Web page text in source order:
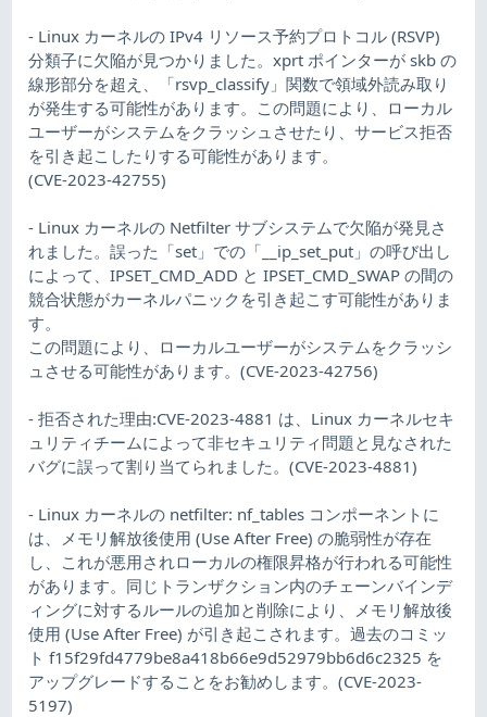
- Linux カーネルの IPv4 リソース予約プロトコル (RSVP)
分類子に欠陥が見つかりました。xprt ポインターが skb の
線形部分を超え、「rsvp_classify」関数で領域外読み取り
が発生する可能性があります。この問題により、ローカル
ユーザーがシステムをクラッシュさせたり、サービス拒否
を引き起こしたりする可能性があります。
(CVE-2023-42755)
- Linux カーネルの Netfilter サブシステムで欠陥が発見さ
れました。誤った「set」での「__ip_set_put」の呼び出し
によって、IPSET_CMD_ADD と IPSET_CMD_SWAP の間の
競合状態がカーネルパニックを引き起こす可能性がありま
す。
この問題により、ローカルユーザーがシステムをクラッシ
ュさせる可能性があります。(CVE-2023-42756)
- 拒否された理由:CVE-2023-4881 は、Linux カーネルセキ
ュリティチームによって非セキュリティ問題と見なされた
バグに誤って割り当てられました。(CVE-2023-4881)
- Linux カーネルの netfilter: nf_tables コンポーネントに
は、メモリ解放後使用 (Use After Free) の脆弱性が存在
し、これが悪用されローカルの権限昇格が行われる可能性
があります。同じトランザクション内のチェーンバインデ
ィングに対するルールの追加と削除により、メモリ解放後
使用 (Use After Free) が引き起こされます。過去のコミッ
ト f15f29fd4779be8a418b66e9d52979bb6d6c2325 を
アップグレードすることをお勧めします。(CVE-2023-
5197)